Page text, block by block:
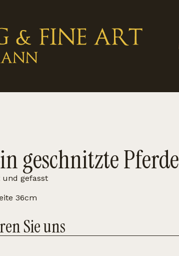
geschnitzte Pferde
und gefasst
36cm
Sie uns